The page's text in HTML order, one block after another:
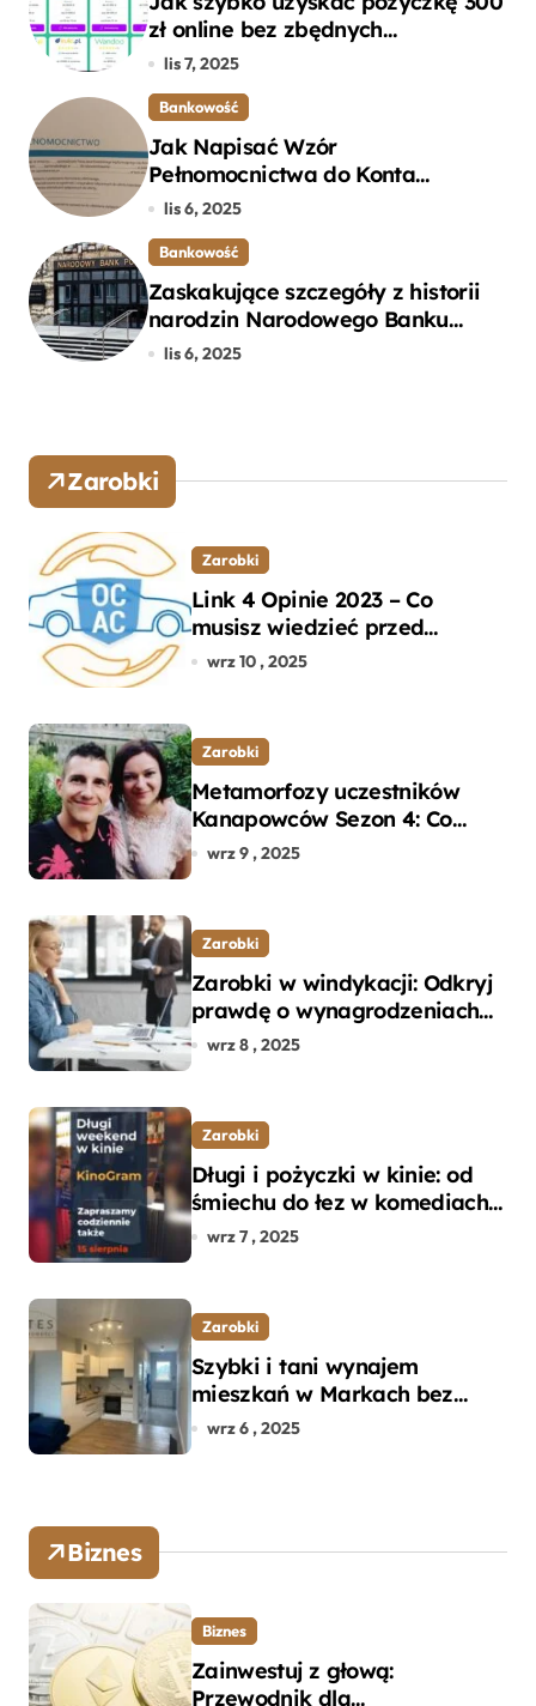
zł online bez zbędnych
formalności?
lis 7, 2025
Bankowość
Jak Napisać Wzór
Pełnomocnictwa do Konta
Bankowego – Praktyczny
lis 6, 2025
Bankowość
Zaskakujące szczegóły z historii
narodzin Narodowego Banku
Polskiego, o których mogłeś nie
lis 6, 2025
Zarobki
Zarobki
Link 4 Opinie 2023 – Co
musisz wiedzieć przed
wyborem ubezpieczenia OC i
wrz 10 , 2025
Zarobki
Metamorfozy uczestników
Kanapowców Sezon 4: Co
naprawdę zaskoczyło
wrz 9 , 2025
Zarobki
Zarobki w windykacji: Odkryj
prawdę o wynagrodzeniach
specjalistów w branży
wrz 8 , 2025
Zarobki
Długi i pożyczki w kinie: od
śmiechu do łez w komediach i
dramatach
wrz 7 , 2025
Zarobki
Szybki i tani wynajem
mieszkań w Markach bez
pośredników
wrz 6 , 2025
Biznes
Biznes
Zainwestuj z głową:
Przewodnik dla